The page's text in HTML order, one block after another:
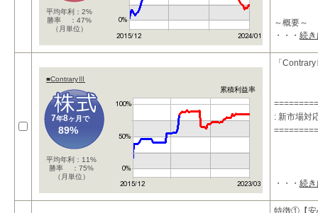
平均年利：2%
勝率 ：47%
（月単位）
～概要～
★ローリ
高収益を
・・・ 続
■ContraryⅢ
累積利益率
7年8ヶ月で
89%
平均年利：11%
勝率 ：75%
（月単位）
「
: 新市場対
・・・ 続
特徴①【安